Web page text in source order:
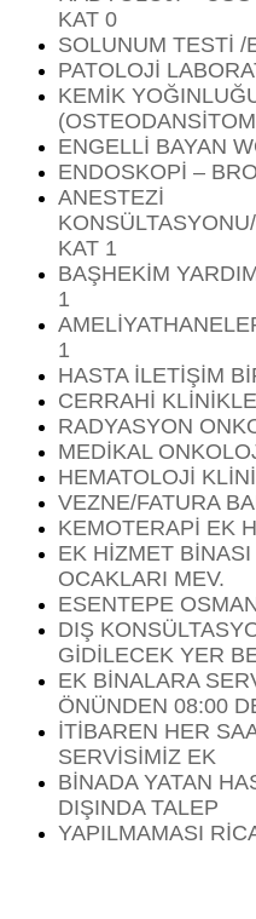
KAT 0
SOLUNUM TESTİ /
PATOLOJİ
KEMİK
ENGELLİ BAYAN
ENDOSKOPİ –
ANESTEZİ
KAT 1
BAŞHEKİM
1
1
HASTA İLETİŞİM
CERRAHİ
RADYASYON
MEDİKAL
HEMATOLOJİ
VEZNE/FATURA
KEMOTERAPİ EK
EK HİZMET
OCAKLARI MEV.
ESENTEPE
DIŞ
GİDİLECEK YER
EK BİNALARA
ÖNÜNDEN 08:00
İTİBAREN HER
SERVİSİMİZ EK
BİNADA YATAN
DIŞINDA TALEP
YAPILMAMASI